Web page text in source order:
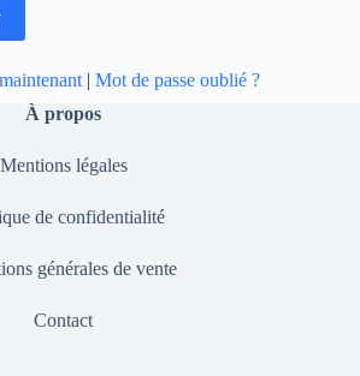
| Mot de passe oublié ?
À propos
Mentions légales
de confidentialité
générales de vente
Contact